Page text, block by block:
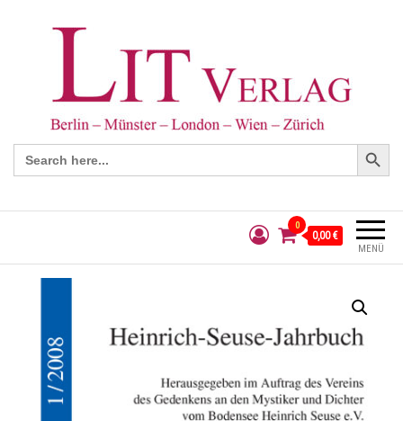
Search
for:
Search Button
MENÜ
0
0,00 €